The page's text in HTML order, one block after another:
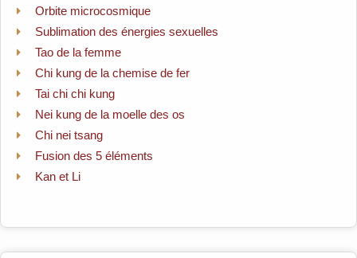
Orbite microcosmique
Sublimation des énergies sexuelles
Tao de la femme
Chi kung de la chemise de fer
Tai chi chi kung
Nei kung de la moelle des os
Chi nei tsang
Fusion des 5 éléments
Kan et Li